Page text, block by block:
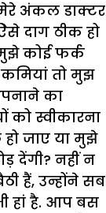
अंकल डाक्टर
दाग ठीक हो
कोई फर्क
तो मुझ
का
स्वीकारना
जाए या मुझे
देंगी? नहीं न
हैं, उन्होंने सब
हां है. आप बस